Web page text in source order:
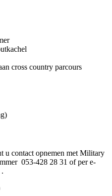
cross country parcours
u contact opnemen met Military
053-428 28 31 of per e-